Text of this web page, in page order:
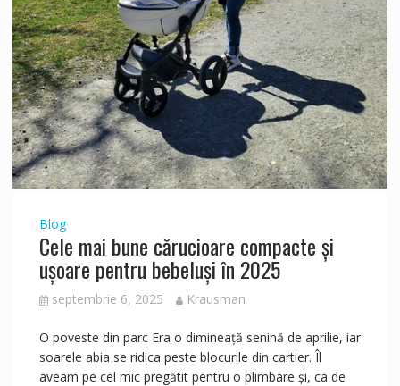
Blog
Cele mai bune cărucioare compacte și
ușoare pentru bebeluși în 2025
septembrie 6, 2025 Krausman
O poveste din parc Era o dimineață senină de aprilie, iar
soarele abia se ridica peste blocurile din cartier. Îl
aveam pe cel mic pregătit pentru o plimbare și, ca de